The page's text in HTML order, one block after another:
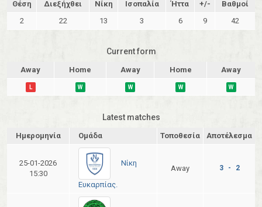
Θέση Διεξήχθει Νίκη Ισοπαλία Ήττα +/-
Βαθμοί
2
22 13 3 6 9 42
Current form
Away Home Away Home Away
L W W W W
Latest matches
Ημερομηνία Ομάδα Τοποθεσία Αποτέλεσμα
25-01-2026
15:30
Νίκη
Ευκαρπίας.
Away 3 - 2